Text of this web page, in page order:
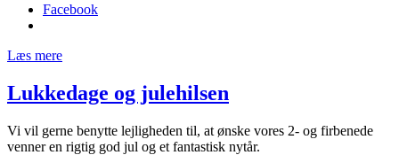
Facebook
Læs mere
Lukkedage og julehilsen
Vi vil gerne benytte lejligheden til, at ønske vores 2- og firbenede
venner en rigtig god jul og et fantastisk nytår.